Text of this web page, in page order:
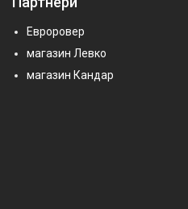
Евроровер
магазин Левко
магазин Кандар